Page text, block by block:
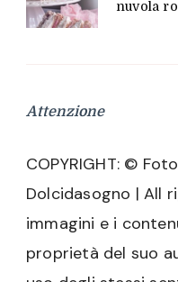
nuvola
Attenzione
COPYRIGHT: ©
Dolcidasogno | All
immagini e i
proprietà del suo